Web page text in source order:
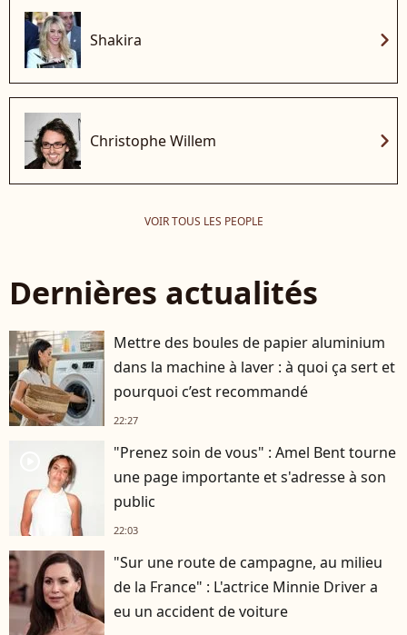
Shakira chevron_right
Christophe Willem chevron_right
VOIR TOUS LES PEOPLE
Dernières actualités
Mettre des boules de papier aluminium
dans la machine à laver : à quoi ça sert et
pourquoi c’est recommandé
22:27
"Prenez soin de vous" : Amel Bent tourne
une page importante et s'adresse à son
public
22:03
"Sur une route de campagne, au milieu
de la France" : L'actrice Minnie Driver a
eu un accident de voiture